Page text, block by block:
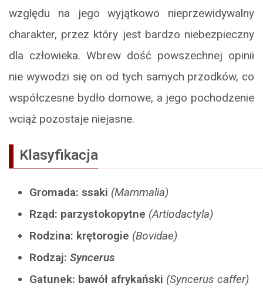
względu na jego wyjątkowo nieprzewidywalny
charakter, przez który jest bardzo niebezpieczny
dla człowieka. Wbrew dość powszechnej opinii
nie wywodzi się on od tych samych przodków, co
współczesne bydło domowe, a jego pochodzenie
wciąż pozostaje niejasne.
Klasyfikacja
Gromada: ssaki (Mammalia)
Rząd: parzystokopytne (Artiodactyla)
Rodzina: krętorogie (Bovidae)
Rodzaj: Syncerus
Gatunek: bawół afrykański (Syncerus caffer)